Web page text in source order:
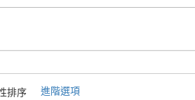
排序 進階選項